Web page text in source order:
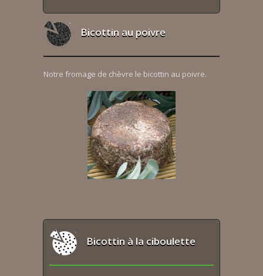
Bicottin au poivre
Notre fromage de chèvre le bicottin au poivre.
Bicottin à la ciboulette